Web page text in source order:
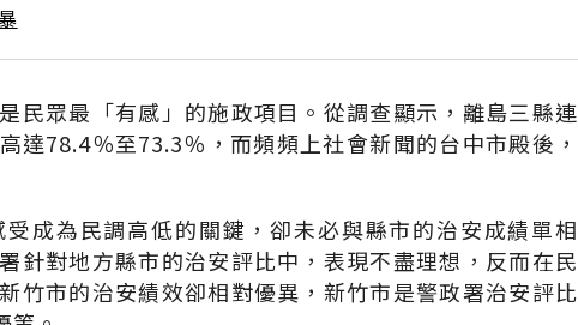
民眾最「有感」的施政項目。從調查顯示，離島三縣連
達78.4％至73.3％，而頻頻上社會新聞的台中市殿後，
成為民調高低的關鍵，卻未必與縣市的治安成績單相
針對地方縣市的治安評比中，表現不盡理想，反而在民
竹市的治安績效卻相對優異，新竹市是警政署治安評比